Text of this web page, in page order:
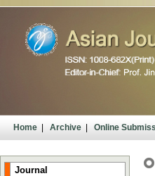
Home| Archive| Online
Journal